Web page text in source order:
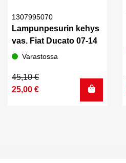
1307995070
Lampunpesurin kehys
vas. Fiat Ducato 07-14
Varastossa
45,10€
Alkuperäinen
hinta
25,00 €
Nykyinen
hinta